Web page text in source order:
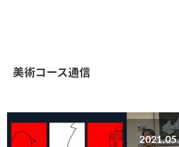
美術コース通信